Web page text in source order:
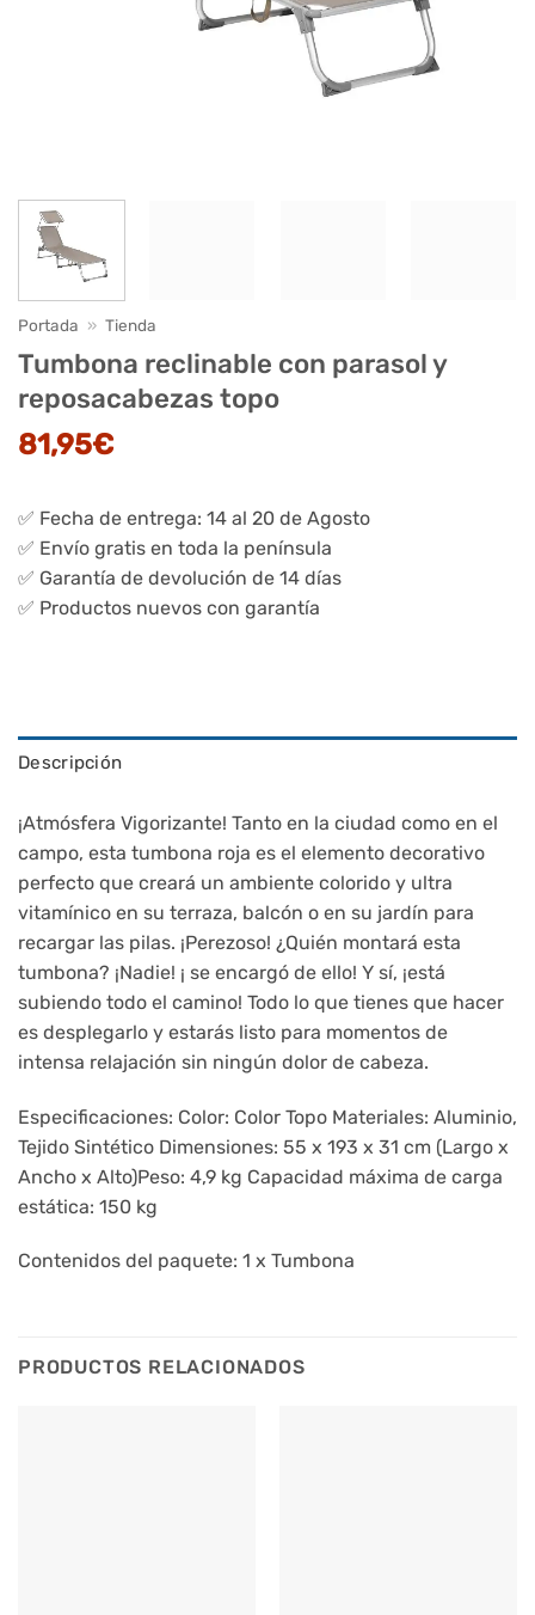
Portada » Tienda
Tumbona reclinable con parasol y
reposacabezas topo
81,95€
✅ Fecha de entrega: 14 al 20 de Agosto
✅ Envío gratis en toda la península
✅ Garantía de devolución de 14 días
✅ Productos nuevos con garantía
Descripción
¡Atmósfera Vigorizante! Tanto en la ciudad como en el
campo, esta tumbona roja es el elemento decorativo
perfecto que creará un ambiente colorido y ultra
vitamínico en su terraza, balcón o en su jardín para
recargar las pilas. ¡Perezoso! ¿Quién montará esta
tumbona? ¡Nadie! ¡ se encargó de ello! Y sí, ¡está
subiendo todo el camino! Todo lo que tienes que hacer
es desplegarlo y estarás listo para momentos de
intensa relajación sin ningún dolor de cabeza.
Especificaciones: Color: Color Topo Materiales: Aluminio,
Tejido Sintético Dimensiones: 55 x 193 x 31 cm (Largo x
Ancho x Alto)Peso: 4,9 kg Capacidad máxima de carga
estática: 150 kg
Contenidos del paquete: 1 x Tumbona
PRODUCTOS RELACIONADOS